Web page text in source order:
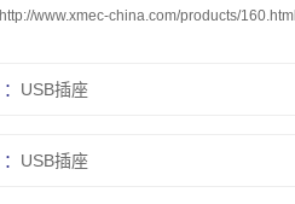
http://www.xmec-china.com/products/160.html
USB插座
USB插座